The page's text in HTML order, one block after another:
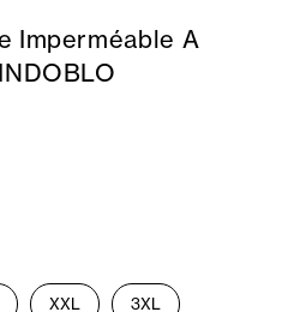
Imperméable A
XXL 3XL